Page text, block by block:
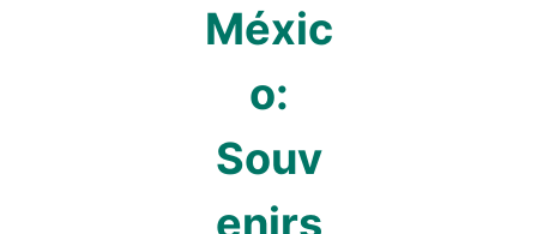
Méxic
o:
Souv
enirs